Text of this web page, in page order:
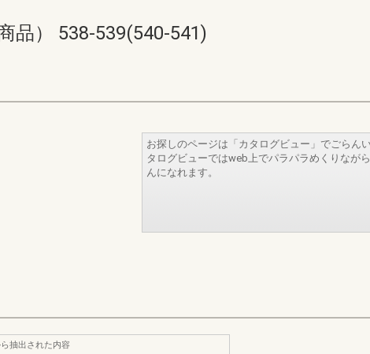
品） 538-539(540-541)
お探しのページは「カタログビュー」でごらん
タログビューではweb上でパラパラめくりなが
んになれます。
抽出された内容